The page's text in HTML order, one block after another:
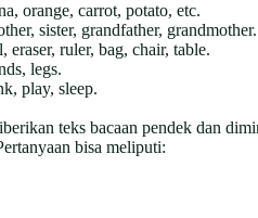
orange, carrot, potato, etc.
sister, grandfather, grandmother.
eraser, ruler, bag, chair, table.
legs.
play, sleep.
teks bacaan pendek dan
bisa meliputi: